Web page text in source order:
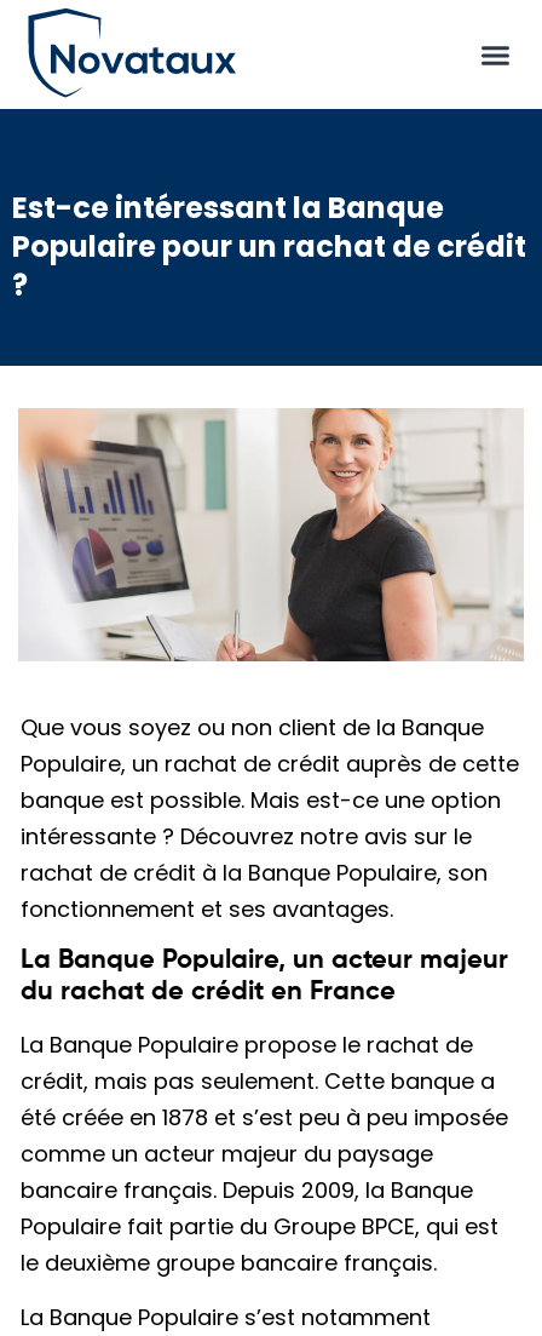
Est-ce intéressant la Banque
Populaire pour un rachat de crédit
?
Que vous soyez ou non client de la Banque
Populaire, un rachat de crédit auprès de cette
banque est possible. Mais est-ce une option
intéressante ? Découvrez notre avis sur le
rachat de crédit à la Banque Populaire, son
fonctionnement et ses avantages.
La Banque Populaire, un acteur majeur
du rachat de crédit en France
La Banque Populaire propose le rachat de
crédit, mais pas seulement. Cette banque a
été créée en 1878 et s’est peu à peu imposée
comme un acteur majeur du paysage
bancaire français. Depuis 2009, la Banque
Populaire fait partie du Groupe BPCE, qui est
le deuxième groupe bancaire français.
La Banque Populaire s’est notamment